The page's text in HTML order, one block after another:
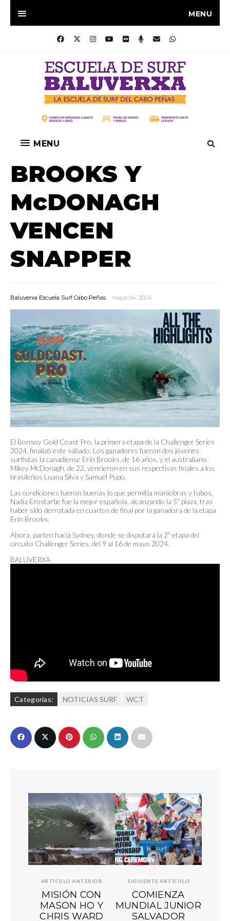
MENU
MENU
BROOKS Y
McDONAGH
VENCEN
SNAPPER
Baluverxa Escuela Surf Cabo Peñas mayo 04, 2024
El Bonsoy Gold Coast Pro, la primera etapa de la Challenger Series
2024, finalizó este sábado. Los ganadores fueron dos jóvenes
surfistas la canadiense Erin Brooks, de 16 años, y el australiano
Mikey McDonagh, de 22, vencieron en sus respectivas finales a los
brasileños Luana Silva y Samuel Pupo.
Las condiciones fueron buenas lo que permitía maniobras y tubos.
Nadia Erostarbe fue la mejor española, alcanzando la 5ª plaza, tras
haber sido derrotada en cuartos de final por la ganadora de la etapa
Erin Brooks.
Ahora, parten hacia Sydney, donde se disputará la 2ª etapa del
circuito Challenger Series, del 9 al 16 de mayo 2024.
BALUVERXA
Categorías: NOTICIAS SURF WCT
ARTÍCULO ANTERIOR
MISIÓN CON
MASON HO Y
CHRIS WARD
SIGUIENTE ARTÍCULO
COMIENZA
MUNDIAL JUNIOR
SALVADOR